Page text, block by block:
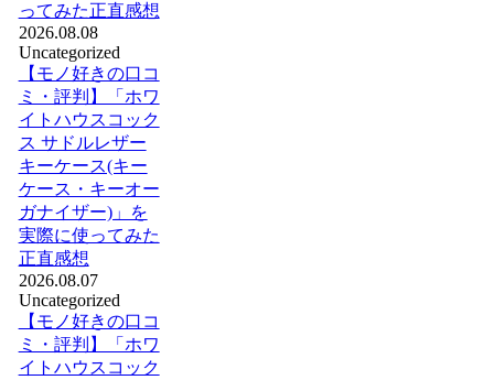
ってみた正直感想
2026.08.08
Uncategorized
【モノ好きの口コ
ミ・評判】「ホワ
イトハウスコック
ス サドルレザー
キーケース(キー
ケース・キーオー
ガナイザー)」を
実際に使ってみた
正直感想
2026.08.07
Uncategorized
【モノ好きの口コ
ミ・評判】「ホワ
イトハウスコック